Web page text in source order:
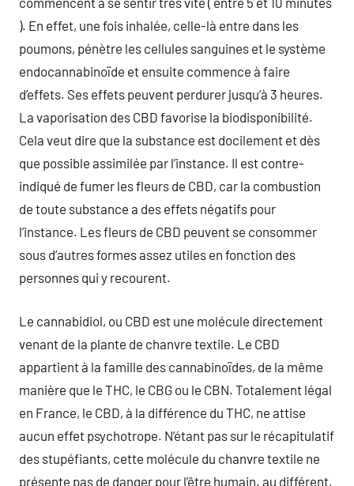
). En effet, une fois inhalée, celle-là entre dans les
poumons, pénètre les cellules sanguines et le système
endocannabinoïde et ensuite commence à faire
d’effets. Ses effets peuvent perdurer jusqu’à 3 heures.
La vaporisation des CBD favorise la biodisponibilité.
Cela veut dire que la substance est docilement et dès
que possible assimilée par l’instance. Il est contre-
indiqué de fumer les fleurs de CBD, car la combustion
de toute substance a des effets négatifs pour
l’instance. Les fleurs de CBD peuvent se consommer
sous d’autres formes assez utiles en fonction des
personnes qui y recourent.
Le cannabidiol, ou CBD est une molécule directement
venant de la plante de chanvre textile. Le CBD
appartient à la famille des cannabinoïdes, de la même
manière que le THC, le CBG ou le CBN. Totalement légal
en France, le CBD, à la différence du THC, ne attise
aucun effet psychotrope. N’étant pas sur le récapitulatif
des stupéfiants, cette molécule du chanvre textile ne
présente pas de danger pour l’être humain. au différent,